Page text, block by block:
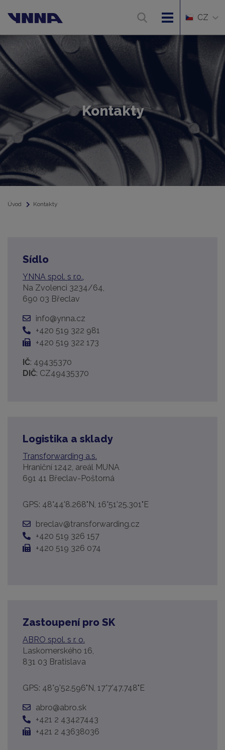
CZ
Kontakty
Úvod Kontakty
Sídlo
YNNA spol. s r.o.,
Na Zvolenci 3234/64,
690 03 Břeclav
info@ynna.cz
+420 519 322 981
+420 519 322 173
IČ: 49435370
DIČ: CZ49435370
Logistika a sklady
Transforwarding a.s.
Hraniční 1242, areál MUNA
691 41 Břeclav-Poštorná
GPS: 48°44'8.268"N, 16°51'25.301"E
breclav@transforwarding.cz
+420 519 326 157
+420 519 326 074
Zastoupení pro SK
ABRO spol. s r. o.
Laskomerského 16,
831 03 Bratislava
GPS: 48°9'52.596"N, 17°7'47.748"E
abro@abro.sk
+421 2 43427443
+421 2 43638036